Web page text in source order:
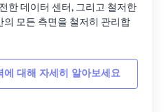
한 데이터 센터, 그리고 철저한
모든 측면을 철저히 관리합
에 대해 자세히 알아보세요